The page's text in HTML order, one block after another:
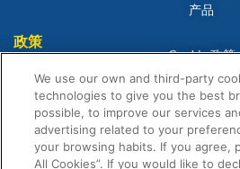
产品
政策
Cookie 政策
隐私政策
免责声明
销售条款与条
符合性证书
We use our own and third-party
technologies to give you the best
possible, to improve our services
advertising related to your
your browsing habits. If you agree,
All Cookies”. If you would like to